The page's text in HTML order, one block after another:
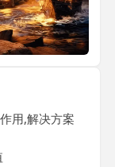
用,解决方案